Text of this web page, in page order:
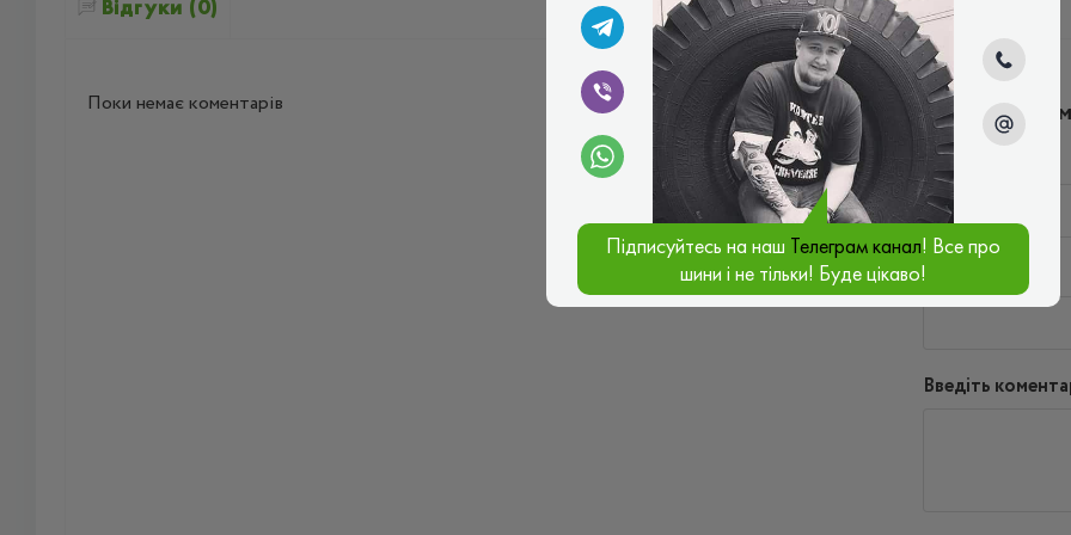
Відгуки (0)
Поки немає коментарів Написати
Ім'я*
Ваш e-mail*
Введіть
Підписуйтесь на наш Телеграм канал! Все про
шини і не тільки! Буде цікаво!